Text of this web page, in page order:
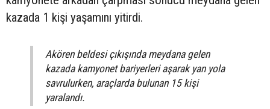
kazada 1 kişi yaşamını yitirdi.
Akören beldesi çıkışında meydana gelen
kazada kamyonet bariyerleri aşarak yan yola
savrulurken, araçlarda bulunan 15 kişi
yaralandı.